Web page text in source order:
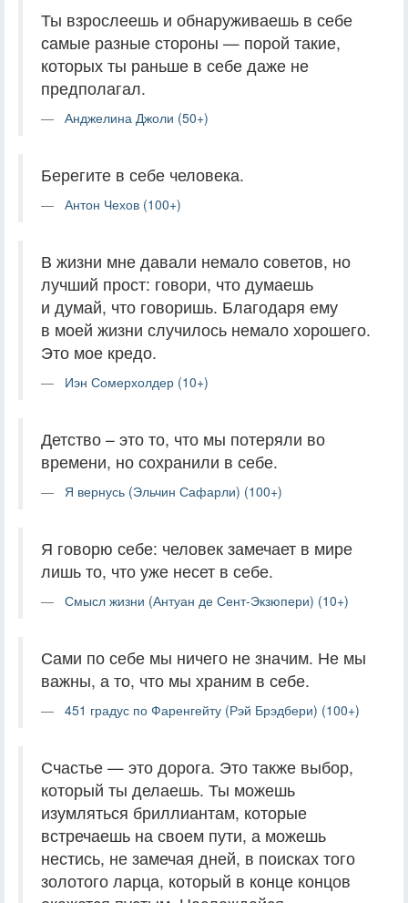
Ты взрослеешь и обнаруживаешь в себе
самые разные стороны — порой такие,
которых ты раньше в себе даже не
предполагал.
Анджелина Джоли (50+)
Берегите в себе человека.
Антон Чехов (100+)
В жизни мне давали немало советов, но
лучший прост: говори, что думаешь
и думай, что говоришь. Благодаря ему
в моей жизни случилось немало хорошего.
Это мое кредо.
Иэн Сомерхолдер (10+)
Детство – это то, что мы потеряли во
времени, но сохранили в себе.
Я вернусь (Эльчин Сафарли) (100+)
Я говорю себе: человек замечает в мире
лишь то, что уже несет в себе.
Смысл жизни (Антуан де Сент-Экзюпери) (10+)
Сами по себе мы ничего не значим. Не мы
важны, а то, что мы храним в себе.
451 градус по Фаренгейту (Рэй Брэдбери) (100+)
Счастье — это дорога. Это также выбор,
который ты делаешь. Ты можешь
изумляться бриллиантам, которые
встречаешь на своем пути, а можешь
нестись, не замечая дней, в поисках того
золотого ларца, который в конце концов